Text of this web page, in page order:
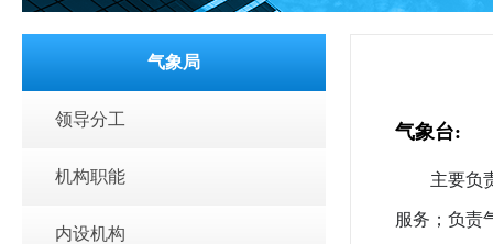
气象局
领导分工
机构职能
内设机构
气象台:
主要负
服务；负责